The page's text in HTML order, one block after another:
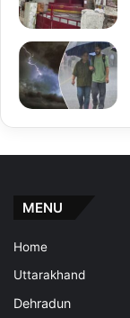
MENU
Home
Uttarakhand
Dehradun